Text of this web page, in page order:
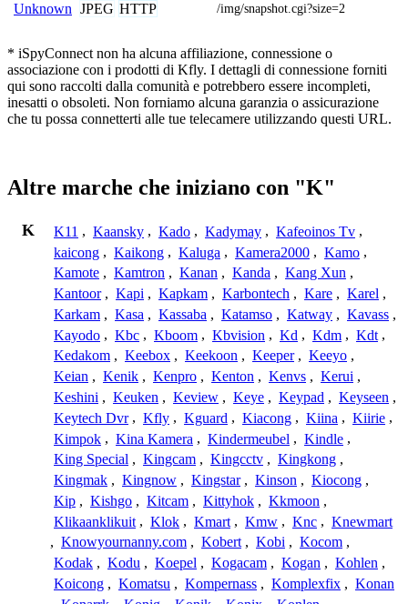
Unknown JPEG HTTP /img/snapshot.cgi?size=2
* iSpyConnect non ha alcuna affiliazione, connessione o
associazione con i prodotti di Kfly. I dettagli di connessione forniti
qui sono raccolti dalla comunità e potrebbero essere incompleti,
inesatti o obsoleti. Non forniamo alcuna garanzia o assicurazione
che tu possa connetterti alle tue telecamere utilizzando questi URL.
Altre marche che iniziano con "K"
K K11 , Kaansky , Kado , Kadymay , Kafeoinos Tv ,
kaicong , Kaikong , Kaluga , Kamera2000 , Kamo ,
Kamote , Kamtron , Kanan , Kanda , Kang Xun ,
Kantoor , Kapi , Kapkam , Karbontech , Kare , Karel ,
Karkam , Kasa , Kassaba , Katamso , Katway , Kavass ,
Kayodo , Kbc , Kboom , Kbvision , Kd , Kdm , Kdt ,
Kedakom , Keebox , Keekoon , Keeper , Keeyo ,
Keian , Kenik , Kenpro , Kenton , Kenvs , Kerui ,
Keshini , Keuken , Keview , Keye , Keypad , Keyseen ,
Keytech Dvr , Kfly , Kguard , Kiacong , Kiina , Kiirie ,
Kimpok , Kina Kamera , Kindermeubel , Kindle ,
King Special , Kingcam , Kingcctv , Kingkong ,
Kingmak , Kingnow , Kingstar , Kinson , Kiocong ,
Kip , Kishgo , Kitcam , Kittyhok , Kkmoon ,
Klikaanklikuit , Klok , Kmart , Kmw , Knc , Knewmart
, Knowyournanny.com , Kobert , Kobi , Kocom ,
Kodak , Kodu , Koepel , Kogacam , Kogan , Kohlen ,
Koicong , Komatsu , Kompernass , Komplexfix , Konan